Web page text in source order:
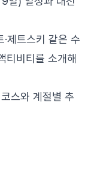
제트스키 같은 수
티비티를 소개해
스와 계절별 추